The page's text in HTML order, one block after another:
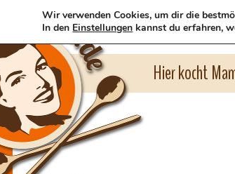
Hier kocht
Wir verwenden Cookies, um dir die
In den Einstellungen kannst du erfahren,